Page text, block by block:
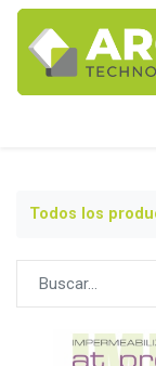
Todos los